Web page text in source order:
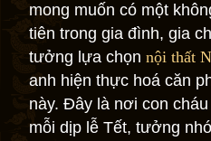
mong muốn có một
tiên trong gia đình, gia
tưởng lựa chọn nội thất
anh hiện thực hoá căn
này. Đây là nơi con
mỗi dịp lễ Tết, tưởng